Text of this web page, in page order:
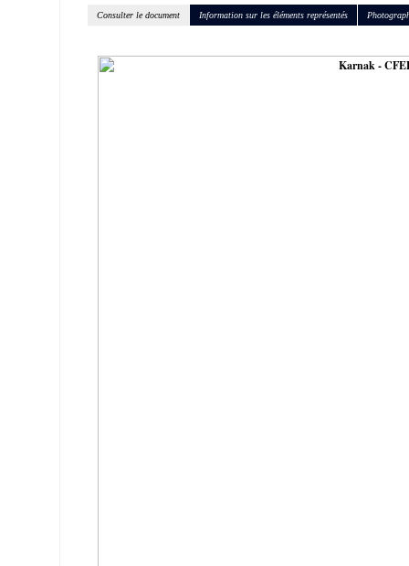
Consulter le document Information sur les éléments représentés